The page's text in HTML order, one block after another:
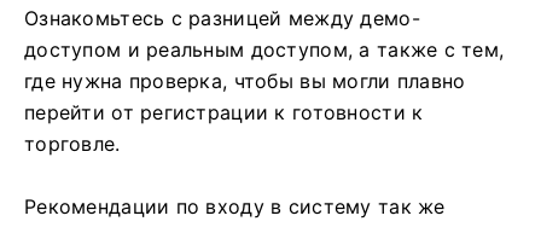
Ознакомьтесь с разницей между демо-
доступом и реальным доступом, а также с тем,
где нужна проверка, чтобы вы могли плавно
перейти от регистрации к готовности к
торговле.
Рекомендации по входу в систему так же